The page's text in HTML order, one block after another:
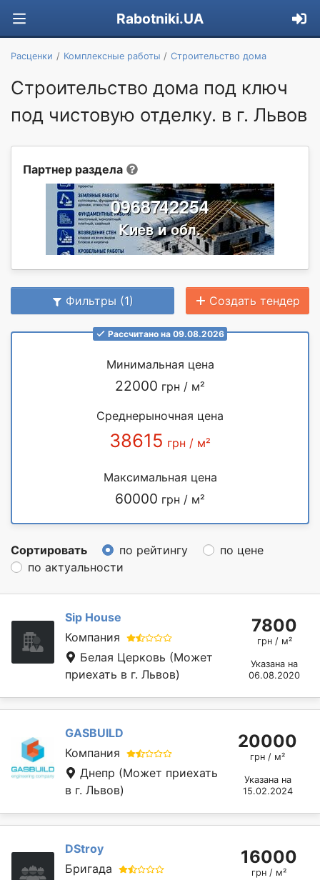
Rabotniki.UA
Расценки Комплексные работы Строительство дома
Строительство дома под ключ
под чистовую отделку. в г. Львов
Партнер раздела
Фильтры (1) Создать тендер
Рассчитано на 09.08.2026
Минимальная цена
22000 грн / м²
Среднерыночная цена
38615 грн / м²
Максимальная цена
60000 грн / м²
Сортировать по рейтингу
по цене
по актуальности
Sip House
Компания
Белая Церковь (Может
приехать в г. Львов)
7800
грн / м²
Указана на
06.08.2020
GASBUILD
Компания
Днепр (Может приехать
в г. Львов)
20000
грн / м²
Указана на
15.02.2024
DStroy
Бригада
16000
грн / м²